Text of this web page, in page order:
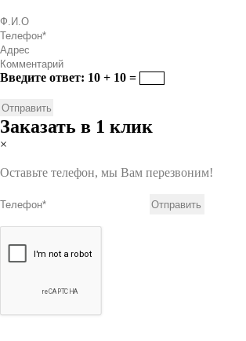
Введите ответ: 10 + 10 =
Заказать в 1 клик
×
Оставьте телефон, мы Вам перезвоним!